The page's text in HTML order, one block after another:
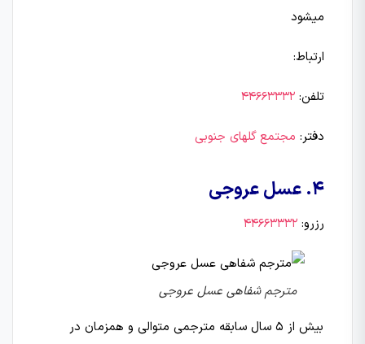
میشود
ارتباط:
تلفن: 44663332
دفتر: مجتمع گلهای جنوبی
4. عسل عروجی
رزرو: 44663332
مترجم شفاهی عسل عروجی
بیش از 5 سال سابقه مترجمی متوالی و همزمان در